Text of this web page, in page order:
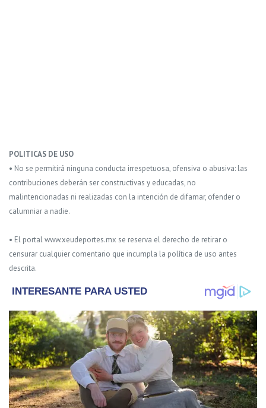
POLITICAS DE USO
• No se permitirá ninguna conducta irrespetuosa, ofensiva o abusiva: las
contribuciones deberán ser constructivas y educadas, no
malintencionadas ni realizadas con la intención de difamar, ofender o
calumniar a nadie.
• El portal www.xeudeportes.mx se reserva el derecho de retirar o
censurar cualquier comentario que incumpla la política de uso antes
descrita.